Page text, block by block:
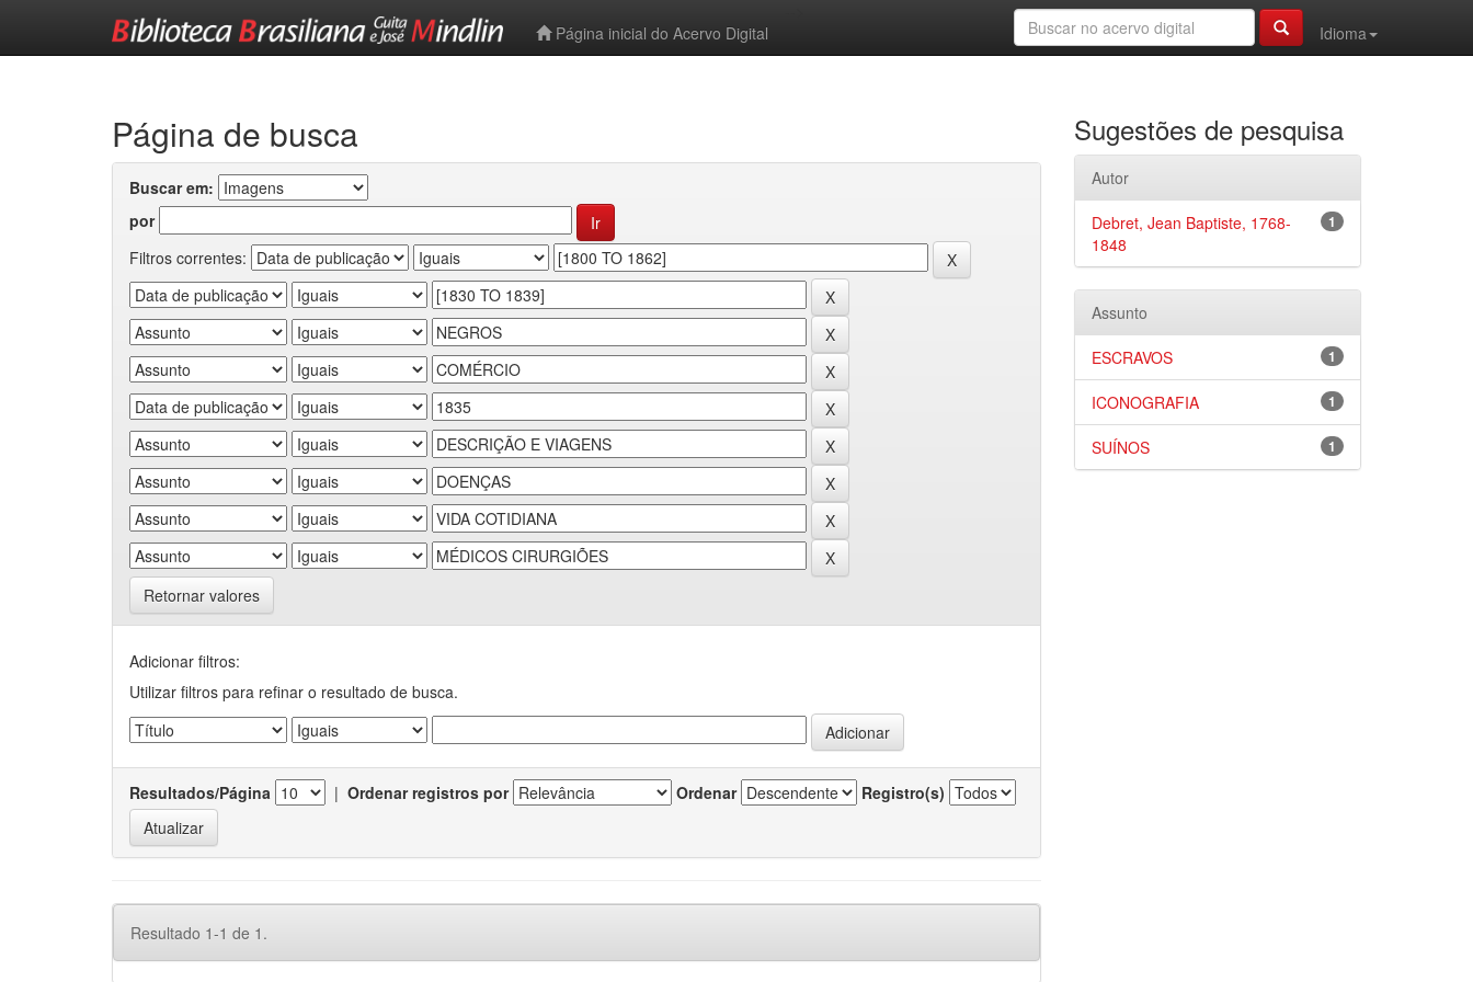
Página inicial do Acervo Digital
Idioma
Página de busca
Buscar em:
por
Filtros correntes:
Retornar valores
Adicionar filtros:
Utilizar filtros para refinar o resultado de busca.
Resultados/Página | Ordenar registros por Ordenar Registro(s)
Resultado 1-1 de 1.
Sugestões de pesquisa
Autor
1
Debret, Jean Baptiste, 1768-
1848
Assunto
1
ESCRAVOS
1
ICONOGRAFIA
1
SUÍNOS